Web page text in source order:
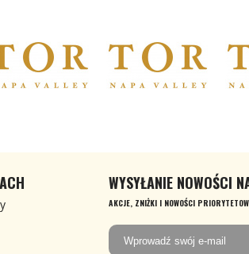
WYSYŁANIE NOWOŚCI
AKCJE, ZNIŻKI I NOWOŚCI